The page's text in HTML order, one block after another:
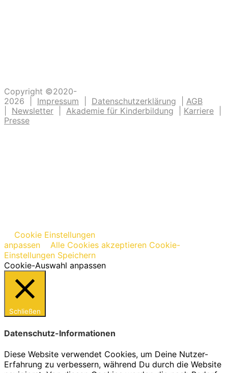
Copyright ©2020-
2026 | Impressum Datenschutzerklärung
AGB
Newsletter Akademie für Kinderbildung Karriere
Presse
Cookie Einstellungen
anpassen
Alle Cookies akzeptieren Cookie-
Einstellungen Speichern
Cookie-Auswahl anpassen
Schließen
Datenschutz-Informationen
Diese Website verwendet Cookies, um Deine Nutzer-
Erfahrung zu verbessern, während Du durch die Website